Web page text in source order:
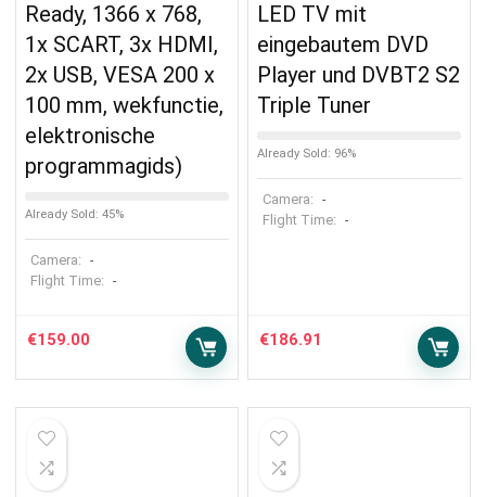
Ready, 1366 x 768,
1x SCART, 3x HDMI,
2x USB, VESA 200 x
100 mm, wekfunctie,
elektronische
programmagids)
Already Sold: 45%
Camera: -
Flight Time: -
€159.00
LED TV mit
eingebautem DVD
Player und DVBT2 S2
Triple Tuner
Already Sold: 96%
Camera: -
Flight Time: -
€186.91